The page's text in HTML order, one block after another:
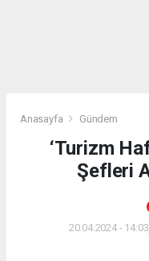
Anasayfa Gündem
‘Turizm
Şefleri
20.04.2024 -